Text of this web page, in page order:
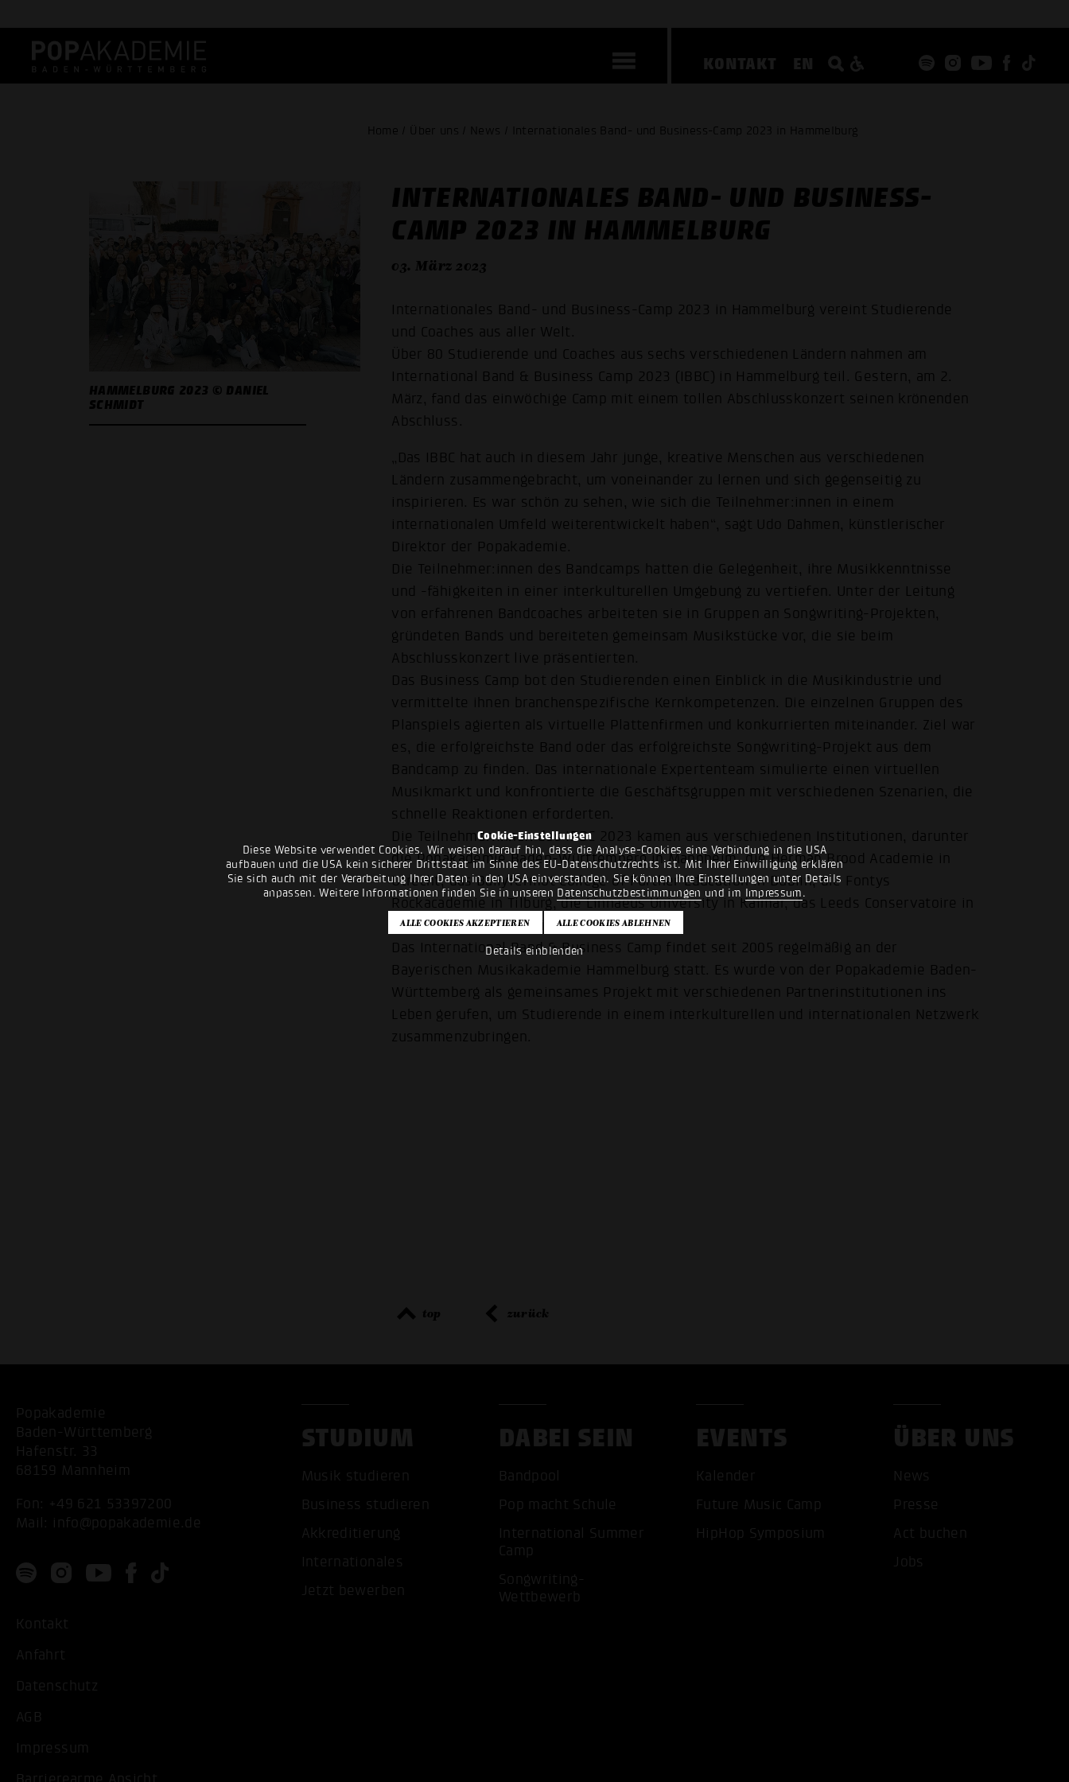
Cookie-Einstellungen
Diese Website verwendet Cookies. Wir weisen darauf hin, dass die Analyse-Cookies eine Verbindung in die USA
aufbauen und die USA kein sicherer Drittstaat im Sinne des EU-Datenschutzrechts ist. Mit Ihrer Einwilligung erklären
Sie sich auch mit der Verarbeitung Ihrer Daten in den USA einverstanden. Sie können Ihre Einstellungen unter Details
anpassen. Weitere Informationen finden Sie in unseren Datenschutzbestimmungen und im Impressum.
ALLE COOKIES AKZEPTIEREN ALLE COOKIES
Details einblenden
KONTAKT EN
Home / Über uns / News / Internationales Band- und Business-Camp 2023 in Hammelburg
HAMMELBURG 2023 © DANIEL
SCHMIDT
INTERNATIONALES BAND- UND BUSINESS-
CAMP 2023 IN HAMMELBURG
03. März 2023
Internationales Band- und Business-Camp 2023 in Hammelburg vereint Studierende
und Coaches aus aller Welt.
Über 80 Studierende und Coaches aus sechs verschiedenen Ländern nahmen am
International Band & Business Camp 2023 (IBBC) in Hammelburg teil. Gestern, am 2.
März, fand das einwöchige Camp mit einem tollen Abschlusskonzert seinen krönenden
Abschluss.
„Das IBBC hat auch in diesem Jahr junge, kreative Menschen aus verschiedenen
Ländern zusammengebracht, um voneinander zu lernen und sich gegenseitig zu
inspirieren. Es war schön zu sehen, wie sich die Teilnehmer:innen in einem
internationalen Umfeld weiterentwickelt haben“, sagt Udo Dahmen, künstlerischer
Direktor der Popakademie.
Die Teilnehmer:innen des Bandcamps hatten die Gelegenheit, ihre Musikkenntnisse
und -fähigkeiten in einer interkulturellen Umgebung zu vertiefen. Unter der Leitung
von erfahrenen Bandcoaches arbeiteten sie in Gruppen an Songwriting-Projekten,
gründeten Bands und bereiteten gemeinsam Musikstücke vor, die sie beim
Abschlusskonzert live präsentierten.
Das Business Camp bot den Studierenden einen Einblick in die Musikindustrie und
vermittelte ihnen branchenspezifische Kernkompetenzen. Die einzelnen Gruppen des
Planspiels agierten als virtuelle Plattenfirmen und konkurrierten miteinander. Ziel war
es, die erfolgreichste Band oder das erfolgreichste Songwriting-Projekt aus dem
Bandcamp zu finden. Das internationale Expertenteam simulierte einen virtuellen
Musikmarkt und konfrontierte die Geschäftsgruppen mit verschiedenen Szenarien, die
schnelle Reaktionen erforderten.
Die Teilnehmer:innen des IBBC 2023 kamen aus verschiedenen Institutionen, darunter
die Popakademie Baden-Württemberg in Mannheim, die Herman Brood Academie in
Utrecht, das Ballyfermot College of Further Education in Dublin, die Fontys
Rockacademie in Tilburg, die Linnaeus University in Kalmar, das Leeds Conservatoire in
Leeds und das Columbia College in Chicago.
Das International Band & Business Camp findet seit 2005 regelmäßig an der
Bayerischen Musikakademie Hammelburg statt. Es wurde von der Popakademie Baden-
Württemberg als gemeinsames Projekt mit verschiedenen Partnerinstitutionen ins
Leben gerufen, um Studierende in einem interkulturellen und internationalen Netzwerk
zusammenzubringen.
top zurück
Popakademie
Baden-Württemberg
Hafenstr. 33
68159 Mannheim
Fon: +49 621 53397200
Mail: info@popakademie.de
Kontakt
Anfahrt
Datenschutz
AGB
Impressum
STUDIUM
Musik studieren
Business studieren
Akkreditierung
Internationales
Jetzt bewerben
DABEI SEIN
Bandpool
Pop macht Schule
International Summer
Camp
Songwriting-
Wettbewerb
EVENTS
Kalender
Future Music Camp
HipHop Symposium
ÜBER UNS
News
Presse
Act buchen
Jobs